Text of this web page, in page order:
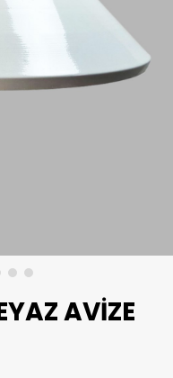
AVIZE